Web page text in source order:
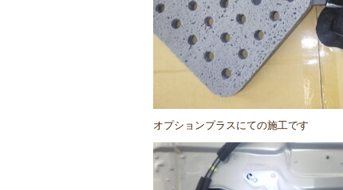
オプションプラスにての施工です